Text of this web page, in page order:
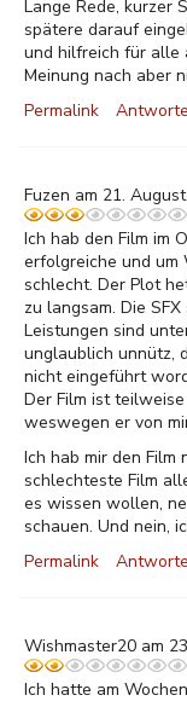
Lange Rede, kurzer
spätere darauf
und hilfreich für alle
Meinung nach aber
Permalink
Fuzen am 21.
Ich hab den Film im
erfolgreiche und um
schlecht. Der Plot
zu langsam. Die
Leistungen sind
unglaublich unnütz,
nicht eingeführt
Der Film ist
weswegen er von
Ich hab mir den
schlechteste Film
es wissen wollen,
schauen. Und nein,
Permalink
Wishmaster20 am
Ich hatte am